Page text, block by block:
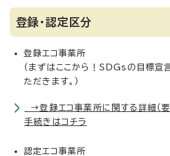
登録・認定区分
登録エコ事業所
（まずはここから！SDGsの目標宣
ただきます。）
→登録エコ事業所に関する詳細（要
手続きはコチラ
認定エコ事業所